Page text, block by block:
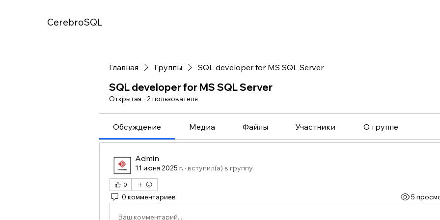
CerebroSQL
Главная Группы SQL developer for MS SQL Server
SQL developer for MS SQL Server
Открытая · 2 пользователя
Обсуждение Медиа Файлы Участники О группе
Admin
11 июня 2025 г. · вступил(а) в группу.
0
0 комментариев 5
Ваш комментарий...